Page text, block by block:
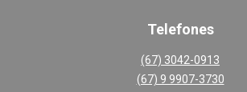
Telefones
(67) 3042-0913
(67) 9 9907-3730